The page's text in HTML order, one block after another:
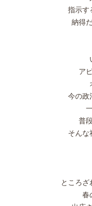
指示す
納得
ア
今の政
普
そんな
ところざ
春